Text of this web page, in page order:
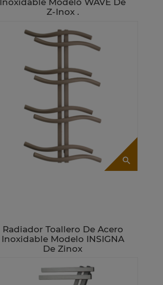
Inoxidable Modelo WAVE De
Z-Inox .
Radiador Toallero De Acero
Inoxidable Modelo INSIGNA
De Zinox